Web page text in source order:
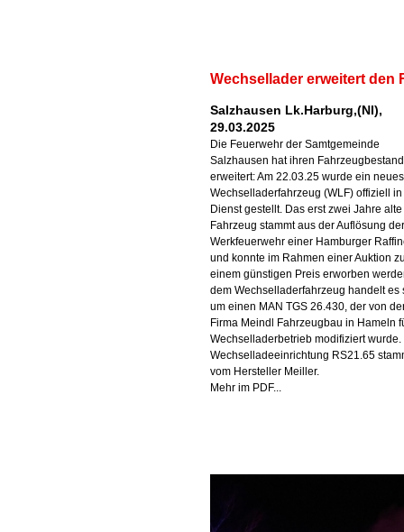
Wechsellader erweitert den
Salzhausen Lk.Harburg,(NI),
29.03.2025
Die Feuerwehr der Samtgemeinde
Salzhausen hat ihren Fahrzeugbestand
erweitert: Am 22.03.25 wurde ein neues
Wechselladerfahrzeug (WLF) offiziell in
Dienst gestellt. Das erst zwei Jahre alte
Fahrzeug stammt aus der Auflösung der
Werkfeuerwehr einer Hamburger
und konnte im Rahmen einer Auktion
einem günstigen Preis erworben
dem Wechselladerfahrzeug handelt es
um einen MAN TGS 26.430, der von
Firma Meindl Fahrzeugbau in Hameln
Wechselladerbetrieb modifiziert wurde.
Wechselladeeinrichtung RS21.65
vom Hersteller Meiller.
Mehr im PDF...